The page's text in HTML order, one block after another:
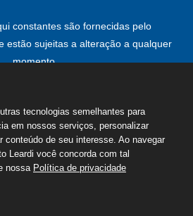
constantes são fornecidas pelo
estão sujeitas a alteração a qualquer
momento.
Roberto Leardi | Todos os direitos
reservados
tecnologias semelhantes para
em nossos serviços, personalizar
conteúdo de seu interesse. Ao navegar
Leardi você concorda com tal
nossa Política de privacidade